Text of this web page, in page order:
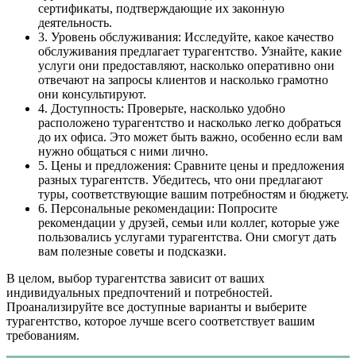
сертификаты, подтверждающие их законную
деятельность.
3. Уровень обслуживания: Исследуйте, какое качество
обслуживания предлагает турагентство. Узнайте, какие
услуги они предоставляют, насколько оперативно они
отвечают на запросы клиентов и насколько грамотно
они консультируют.
4. Доступность: Проверьте, насколько удобно
расположено турагентство и насколько легко добраться
до их офиса. Это может быть важно, особенно если вам
нужно общаться с ними лично.
5. Цены и предложения: Сравните цены и предложения
разных турагентств. Убедитесь, что они предлагают
туры, соответствующие вашим потребностям и бюджету.
6. Персональные рекомендации: Попросите
рекомендации у друзей, семьи или коллег, которые уже
пользовались услугами турагентства. Они смогут дать
вам полезные советы и подсказки.
В целом, выбор турагентства зависит от ваших
индивидуальных предпочтений и потребностей.
Проанализируйте все доступные варианты и выберите
турагентство, которое лучше всего соответствует вашим
требованиям.